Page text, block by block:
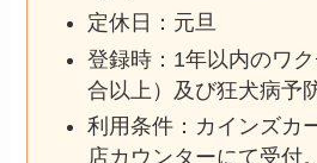
定休日：元旦
登録時：1年以内のワ
合以上）及び狂犬病予
利用条件：カインズカ
店カウンターにて受付